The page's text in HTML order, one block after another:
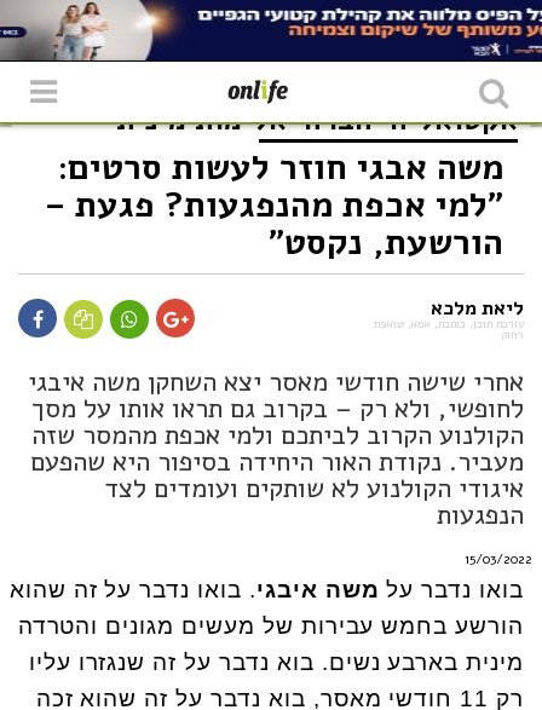
אקטואליה חברה אלימות מינית
משה אבגי חוזר לעשות סרטים:
"למי אכפת מהנפגעות? פגעת –
הורשעת, נקסט"
ליאת מלכא
עורכת תוכן, כותבת, אמא, שואפת
רחוק
אחרי שישה חודשי מאסר יצא השחקן משה איבגי
לחופשי, ולא רק – בקרוב גם תראו אותו על מסך
הקולנוע הקרוב לביתכם ולמי אכפת מהמסר שזה
מעביר. נקודת האור היחידה בסיפור היא שהפעם
איגודי הקולנוע לא שותקים ועומדים לצד
הנפגעות
15/03/2022
בואו נדבר על משה איבגי. בואו נדבר על זה שהוא
הורשע בחמש עבירות של מעשים מגונים והטרדה
מינית בארבע נשים. בוא נדבר על זה שנגזרו עליו
רק 11 חודשי מאסר, בוא נדבר על זה שהוא זכה